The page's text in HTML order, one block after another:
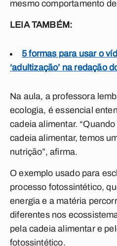
mesmo comportamento
LEIA TAMBÉM:
5 formas para usar o
‘adultização’ na redação
Na aula, a professora
ecologia, é essencial
cadeia alimentar.
cadeia alimentar, temos
nutrição”, afirma.
O exemplo usado para
processo fotossintético,
energia e a matéria
diferentes nos
pela cadeia alimentar e
fotossintético.